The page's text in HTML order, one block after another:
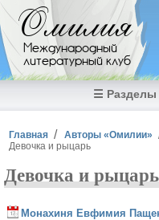
Перейти к основному
Омилия
Международный
литературный клуб
☰ Разделы
Вы здесь
Главная Авторы «Омилии»
Девочка и рыцарь
Девочка и рыцарь
Монахиня Евфимия